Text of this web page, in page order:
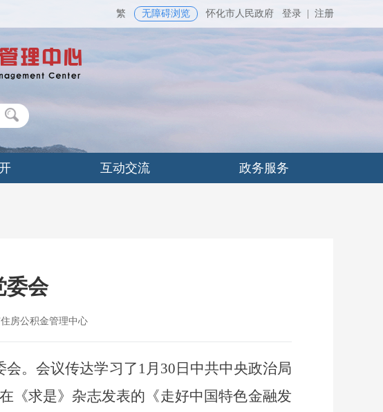
繁 无障碍浏览 怀化市人民政府 登录 注册
互动交流 政务服务
委会
房公积金管理中心
会。会议传达学习了 1月30日中共中央政治局
《求是》杂志发表的《走好中国特色金融发